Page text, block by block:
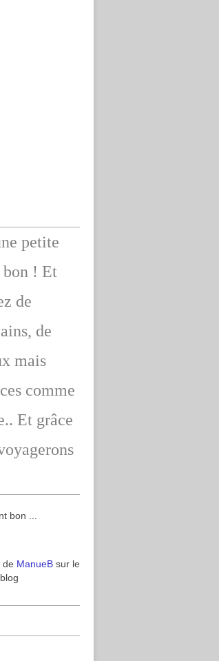
petite
! Et
de
de
mais
comme
Et grâce
bon ...
de ManueB sur le